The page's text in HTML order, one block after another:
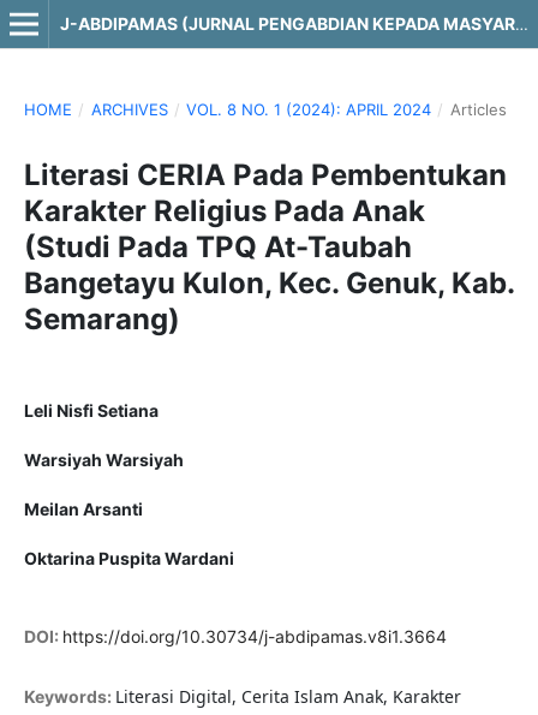
J-ABDIPAMAS (JURNAL PENGABDIAN KEPADA MASYARAKAT)
HOME / ARCHIVES / VOL. 8 NO. 1 (2024): APRIL 2024 / Articles
Literasi CERIA Pada Pembentukan
Karakter Religius Pada Anak
(Studi Pada TPQ At-Taubah
Bangetayu Kulon, Kec. Genuk, Kab.
Semarang)
Leli Nisfi Setiana
Warsiyah Warsiyah
Meilan Arsanti
Oktarina Puspita Wardani
DOI: https://doi.org/10.30734/j-abdipamas.v8i1.3664
Keywords: Literasi Digital, Cerita Islam Anak, Karakter